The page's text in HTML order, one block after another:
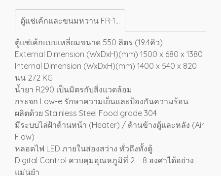
ตู้แช่เค้กและขนมหวาน FR-1500S (19.4Q)
ตู้แช่เค้กแบบเหลี่ยมขนาด 550 ลิตร (19.4คิว)
External Dimension (WxDxH)(mm) 1500 x 680 x 1380
Internal Dimension (WxDxH)(mm) 1400 x 540 x 820
นน 272 KG
น้ำยา R290 เป็นมิตรกับสิ่งแวดล้อม
กระจก Low-e รักษาความเย็นและป้องกันความร้อน
ผลิตด้วย Stainless Steel Food grade 304
มีระบบไล่ฝ้าด้านหน้า (Heater) / ด้านข้างตู้และหลัง (Air
Flow)
หลอดไฟ LED ภายในส่องสว่าง ทั่วถึงทั้งตู้
Digital Control ควบคุมอุณหภูมิที่ 2 – 8 องศาได้อย่าง
แม่นยำ